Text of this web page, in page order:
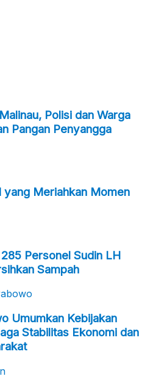
Polisi dan Warga
Pangan Penyangga
yang Meriahkan Momen
Personel Sudin LH
Sampah
Umumkan Kebijakan
Stabilitas Ekonomi dan